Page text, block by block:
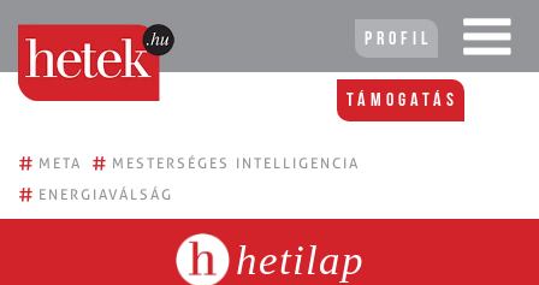
Profil
Támogatás
# META # MESTERSÉGES INTELLIGENCIA
# ENERGIAVÁLSÁG
hetilap